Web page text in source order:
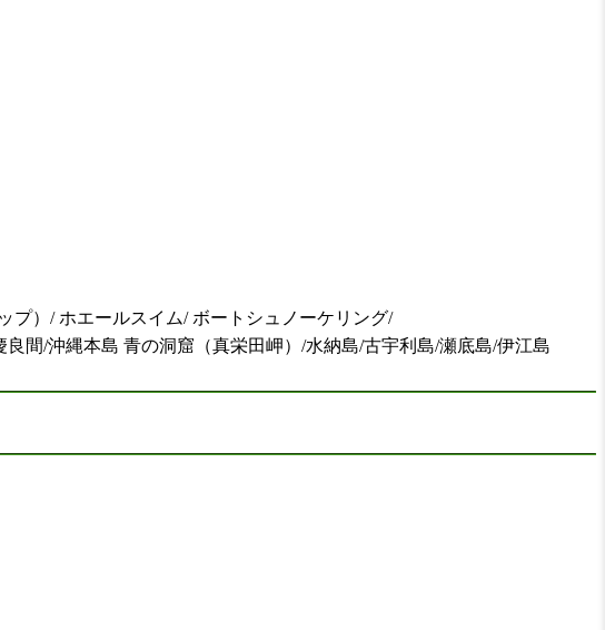
プ）/ ホエールスイム/ ボートシュノーケリング/
間/沖縄本島 青の洞窟（真栄田岬）/水納島/古宇利島/瀬底島/伊江島